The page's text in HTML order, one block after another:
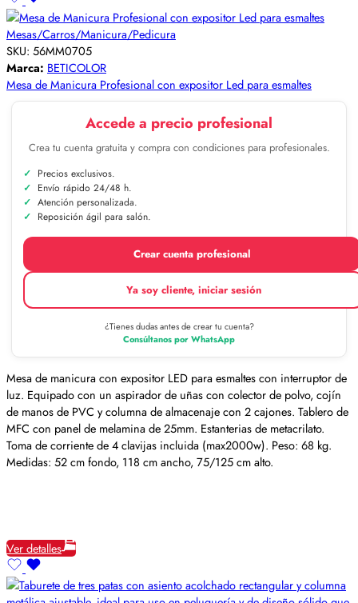
Mesas/Carros/Manicura/Pedicura
SKU: 56MM0705
Marca: BETICOLOR
Mesa de Manicura Profesional con expositor Led para esmaltes
Accede a precio profesional
Crea tu cuenta gratuita y compra con condiciones para profesionales.
Precios exclusivos.
Envío rápido 24/48 h.
Atención personalizada.
Reposición ágil para salón.
Crear cuenta profesional
Ya soy cliente, iniciar sesión
¿Tienes dudas antes de crear tu cuenta?
Consúltanos por WhatsApp
Mesa de manicura con expositor LED para esmaltes con interruptor de
luz. Equipado con un aspirador de uñas con colector de polvo, cojín
de manos de PVC y columna de almacenaje con 2 cajones. Tablero de
MFC con panel de melamina de 25mm. Estanterias de metacrilato.
Toma de corriente de 4 clavijas incluida (max2000w). Peso: 68 kg.
Medidas: 52 cm fondo, 118 cm ancho, 75/125 cm alto.
Ver detalles